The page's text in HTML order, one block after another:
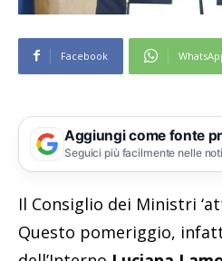
Facebook
Aggiungi come fonte
Seguici più facilmente nelle
Il Consiglio dei Ministri
Questo pomeriggio,